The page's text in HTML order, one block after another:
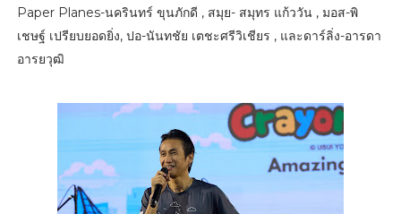
Paper Planes-นครินทร์ ขุนภักดี , สมุย- สมุทร แก้ววัน , มอส-พิ
เชษฐ์ เปรียบยอดยิ่ง, ปอ-นันทชัย เตชะศรีวิเชียร , และดาร์ลิ่ง-อารดา
อารยวุฒิ